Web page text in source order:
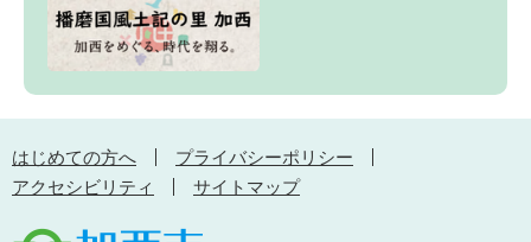
はじめての方へ
プライバシーポリシー
アクセシビリティ
サイトマップ